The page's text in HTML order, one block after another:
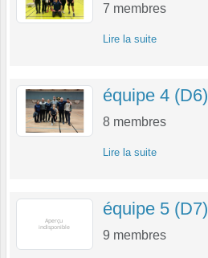
7 membres
Lire la suite
équipe 4 (D6)
8 membres
Lire la suite
équipe 5 (D7)
9 membres